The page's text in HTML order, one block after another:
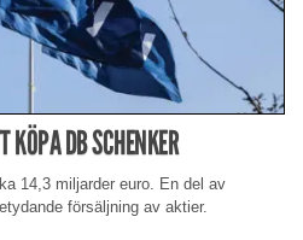
KÖPA DB SCHENKER
14,3 miljarder euro. En del av
försäljning av aktier.